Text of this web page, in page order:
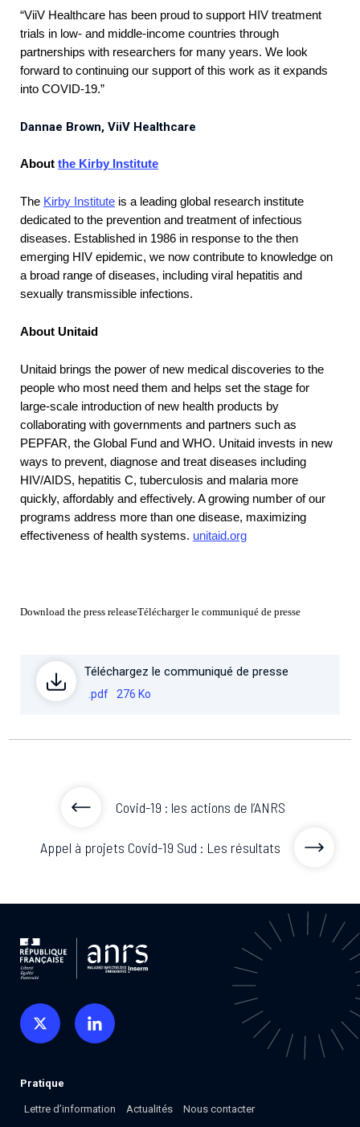
“ViiV Healthcare has been proud to support HIV treatment
trials in low- and middle-income countries through
partnerships with researchers for many years. We look
forward to continuing our support of this work as it expands
into COVID-19.”
Dannae Brown, ViiV Healthcare
About the Kirby Institute
The Kirby Institute is a leading global research institute
dedicated to the prevention and treatment of infectious
diseases. Established in 1986 in response to the then
emerging HIV epidemic, we now contribute to knowledge on
a broad range of diseases, including viral hepatitis and
sexually transmissible infections.
About Unitaid
Unitaid brings the power of new medical discoveries to the
people who most need them and helps set the stage for
large-scale introduction of new health products by
collaborating with governments and partners such as
PEPFAR, the Global Fund and WHO. Unitaid invests in new
ways to prevent, diagnose and treat diseases including
HIV/AIDS, hepatitis C, tuberculosis and malaria more
quickly, affordably and effectively. A growing number of our
programs address more than one disease, maximizing
effectiveness of health systems. unitaid.org
Download the press releaseTélécharger le communiqué de presse
Téléchargez le communiqué de presse
.pdf 276 Ko
Covid-19 : les actions de l’ANRS
Appel à projets Covid-19 Sud : Les résultats
Pratique
Lettre d’information Actualités Nous contacter